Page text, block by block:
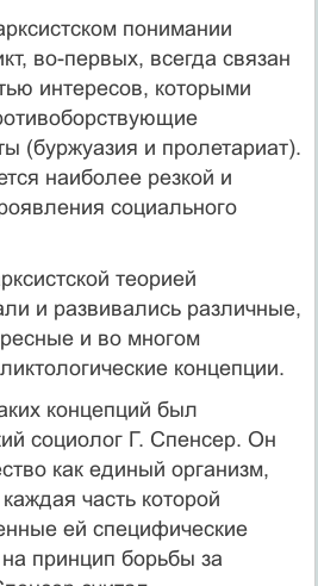
понимании
во-первых, всегда связан
интересов, которыми
(буржуазия и пролетариат).
наи­более резкой и
социального
теорией
и развивались различные,
и во многом
концепции.
концепций был
социолог Г. Спенсер. Он
как единый ор­ганизм,
часть которой
ей специфические
принцип борьбы за